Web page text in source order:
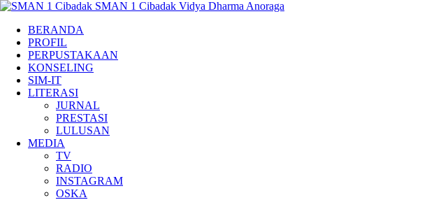
Skip
content
SMAN 1 Cibadak Vidya Dharma Anoraga
BERANDA
PROFIL
PERPUSTAKAAN
KONSELING
SIM-IT
LITERASI
JURNAL
PRESTASI
LULUSAN
MEDIA
TV
RADIO
INSTAGRAM
OSKA